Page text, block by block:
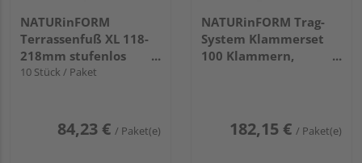
NATURinFORM
Terrassenfuß XL 118-
218mm stufenlos
verstellbar,
10 Stück / Paket
84,23 € / Paket(e)
NATURinFORM Trag-
System Klammerset
100 Klammern,
182,15 € / Paket(e)